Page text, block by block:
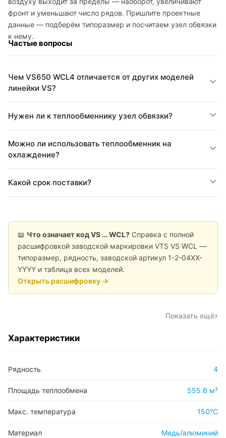
фронт и уменьшают число рядов. Пришлите проектные
данные — подберём типоразмер и посчитаем узел обвязки
к нему.
Частые вопросы
Чем VS650 WCL4 отличается от других моделей
линейки VS?
Нужен ли к теплообменнику узел обвязки?
Можно ли использовать теплообменник на
охлаждение?
Какой срок поставки?
📖 Что означает код VS … WCL? Справка с полной
расшифровкой заводской маркировки VTS VS WCL —
типоразмер, рядность, заводской артикул 1-2-04XX-
YYYY и таблица всех моделей.
Открыть расшифровку →
Показать ещё
Характеристики
Рядность 4
Площадь теплообмена 555.6 м²
Макс. температура 150°C
Материал Медь/алюминий